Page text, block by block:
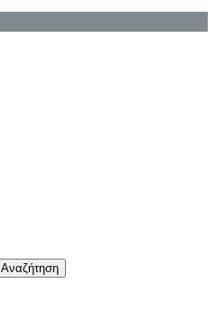
Αναζήτηση